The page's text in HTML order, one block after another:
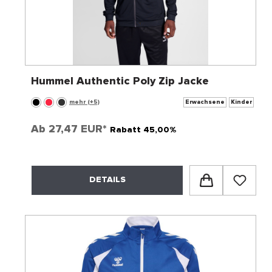
Hummel Authentic Poly Zip Jacke
mehr (+5) Erwachsene Kinder
Ab 27,47 EUR* Rabatt 45,00%
DETAILS